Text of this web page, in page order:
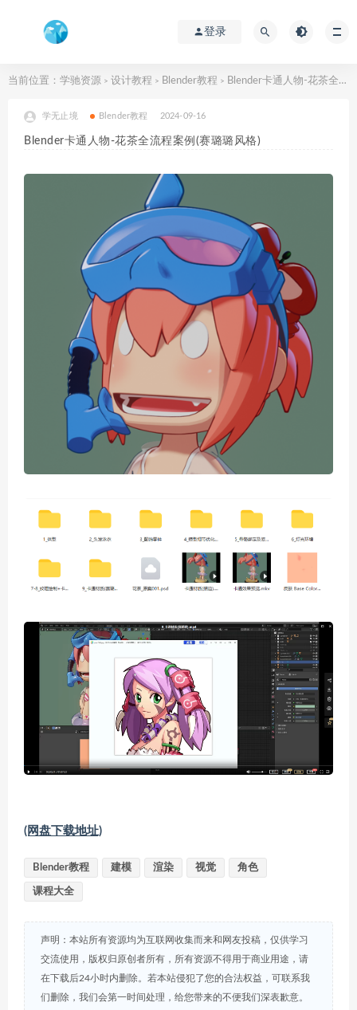
登录
当前位置： 学驰资源 > 设计教程 > Blender教程 > Blender卡通人物-花茶全流程案例(赛璐璐风格)
学无止境 Blender教程 2024-09-16
Blender卡通人物-花茶全流程案例(赛璐璐风格)
(网盘下载地址)
Blender教程 建模 渲染 视觉 角色
课程大全
声明：本站所有资源均为互联网收集而来和网友投稿，仅供学习
交流使用，版权归原创者所有，所有资源不得用于商业用途，请
在下载后24小时内删除。若本站侵犯了您的合法权益，可联系我
们删除，我们会第一时间处理，给您带来的不便我们深表歉意。